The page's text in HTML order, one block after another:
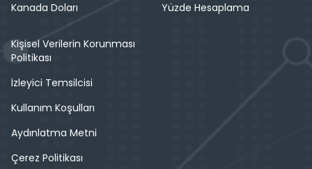
Kanada Doları
Yüzde Hesaplama
Kişisel Verilerin Korunması
Politikası
İzleyici Temsilcisi
Kullanım Koşulları
Aydınlatma Metni
Çerez Politikası